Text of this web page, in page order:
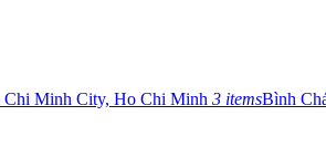
Chi Minh City, Ho Chi Minh 3 itemsBình